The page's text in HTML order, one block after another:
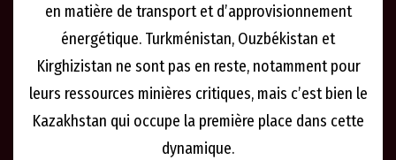
en matière de transport et d’approvisionnement
énergétique. Turkménistan, Ouzbékistan et
Kirghizistan ne sont pas en reste, notamment pour
leurs ressources minières critiques, mais c’est bien le
Kazakhstan qui occupe la première place dans cette
dynamique.